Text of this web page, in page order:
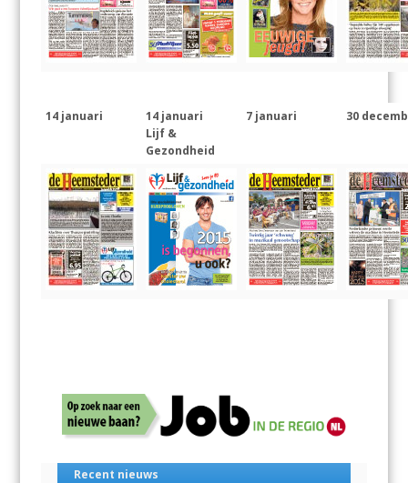
14 januari
14 januari
Lijf &
Gezondheid
7 januari 30
Recent nieuws